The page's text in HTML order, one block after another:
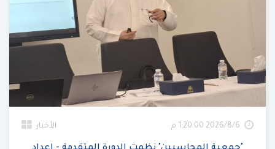
6‏‏/8‏‏/2026 1:20:00 م الأخبار